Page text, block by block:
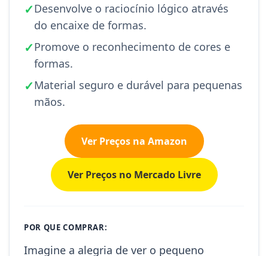
✓Desenvolve o raciocínio lógico através
do encaixe de formas.
✓Promove o reconhecimento de cores e
formas.
✓Material seguro e durável para pequenas
mãos.
Ver Preços na Amazon
Ver Preços no Mercado Livre
POR QUE COMPRAR:
Imagine a alegria de ver o pequeno